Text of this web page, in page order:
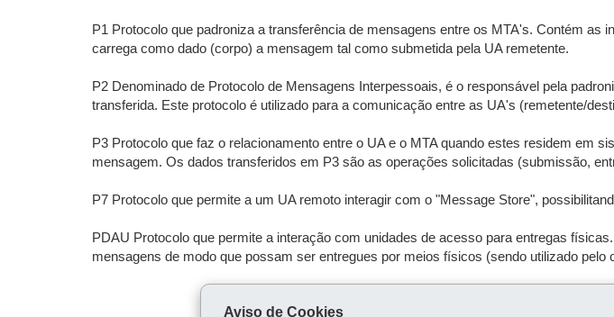
P1 Protocolo que padroniza a transferência de mensagens entre os MTA's. Contém
carrega como dado (corpo) a mensagem tal como submetida pela UA remetente.
P2 Denominado de Protocolo de Mensagens Interpessoais, é o responsável pela
transferida. Este protocolo é utilizado para a comunicação entre as UA's (remetente/
P3 Protocolo que faz o relacionamento entre o UA e o MTA quando estes residem em
mensagem. Os dados transferidos em P3 são as operações solicitadas (submissão,
P7 Protocolo que permite a um UA remoto interagir com o "Message Store",
PDAU Protocolo que permite a interação com unidades de acesso para entregas
mensagens de modo que possam ser entregues por meios físicos (sendo utilizado pelo
Aviso de Cookies